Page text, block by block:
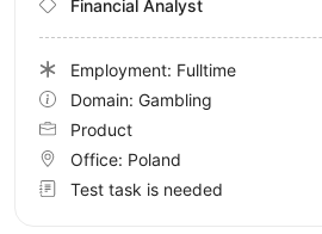
Financial Analyst
Employment: Fulltime
Domain: Gambling
Product
Office: Poland
Test task is needed